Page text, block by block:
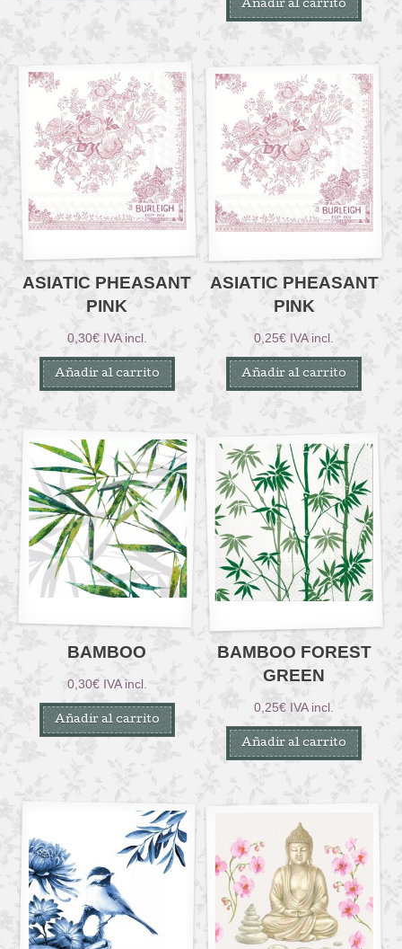
Añadir al carrito
ASIATIC PHEASANT
PINK
0,30€ IVA incl.
Añadir al carrito
ASIATIC PHEASANT
PINK
0,25€ IVA incl.
Añadir al carrito
BAMBOO
0,30€ IVA incl.
Añadir al carrito
BAMBOO FOREST
GREEN
0,25€ IVA incl.
Añadir al carrito